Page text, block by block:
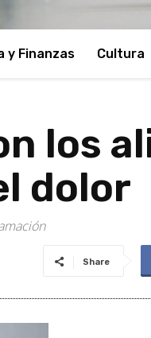
y Finanzas Cultura
los
dolor
Share